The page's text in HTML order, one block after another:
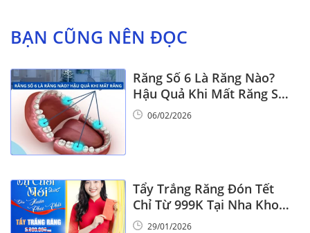
BẠN CŨNG NÊN ĐỌC
Răng Số 6 Là Răng Nào?
Hậu Quả Khi Mất Răng Số
6
06/02/2026
Tẩy Trắng Răng Đón Tết
Chỉ Từ 999K Tại Nha Khoa
Vinalign
29/01/2026